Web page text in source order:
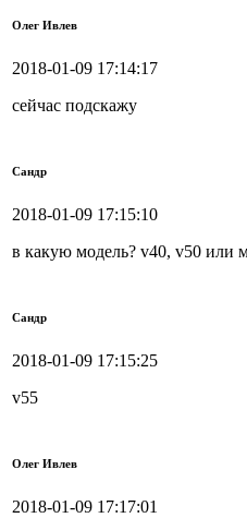
Олег Ивлев
2018-01-09 17:14:17
сейчас подскажу
Сандр
2018-01-09 17:15:10
в какую модель? v40, v50 или
Сандр
2018-01-09 17:15:25
v55
Олег Ивлев
2018-01-09 17:17:01